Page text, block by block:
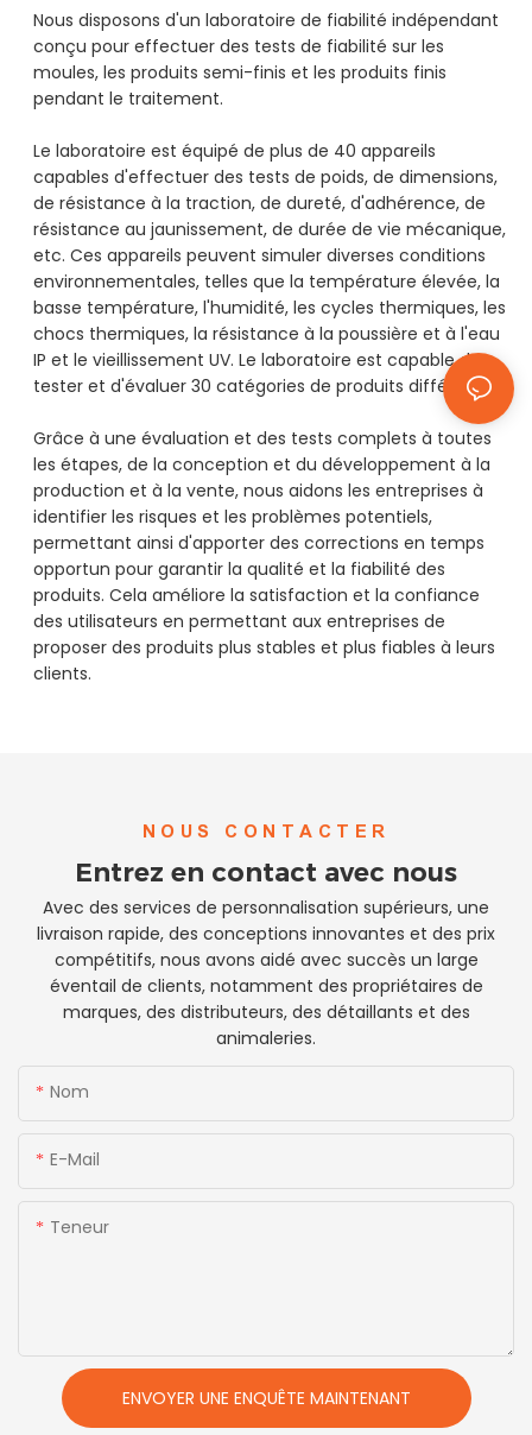
Nous disposons d'un laboratoire de fiabilité indépendant
conçu pour effectuer des tests de fiabilité sur les
moules, les produits semi-finis et les produits finis
pendant le traitement.
Le laboratoire est équipé de plus de 40 appareils
capables d'effectuer des tests de poids, de dimensions,
de résistance à la traction, de dureté, d'adhérence, de
résistance au jaunissement, de durée de vie mécanique,
etc. Ces appareils peuvent simuler diverses conditions
environnementales, telles que la température élevée, la
basse température, l'humidité, les cycles thermiques, les
chocs thermiques, la résistance à la poussière et à l'eau
IP et le vieillissement UV. Le laboratoire est capable de
tester et d'évaluer 30 catégories de produits différentes.
Grâce à une évaluation et des tests complets à toutes
les étapes, de la conception et du développement à la
production et à la vente, nous aidons les entreprises à
identifier les risques et les problèmes potentiels,
permettant ainsi d'apporter des corrections en temps
opportun pour garantir la qualité et la fiabilité des
produits. Cela améliore la satisfaction et la confiance
des utilisateurs en permettant aux entreprises de
proposer des produits plus stables et plus fiables à leurs
clients.
NOUS CONTACTER
Entrez en contact avec nous
Avec des services de personnalisation supérieurs, une
livraison rapide, des conceptions innovantes et des prix
compétitifs, nous avons aidé avec succès un large
éventail de clients, notamment des propriétaires de
marques, des distributeurs, des détaillants et des
animaleries.
Nom
E-Mail
Teneur
ENVOYER UNE ENQUÊTE MAINTENANT